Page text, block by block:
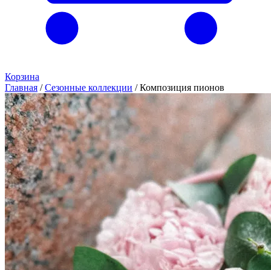
Корзина
Главная / Сезонные коллекции / Композиция пионов